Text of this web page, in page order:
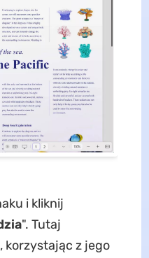
i kliknij
". Tutaj
korzystając z jego